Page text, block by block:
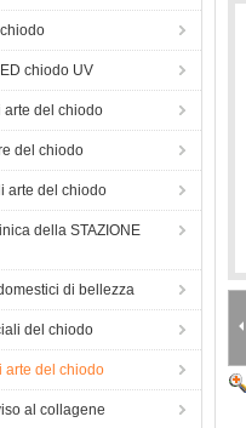
chiodo UV
arte del chiodo
del chiodo
arte del chiodo
della STAZIONE
di bellezza
del chiodo
arte del chiodo
al collagene